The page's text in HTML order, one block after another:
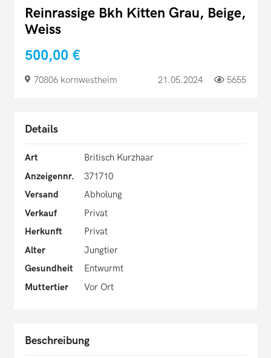
Reinrassige Bkh Kitten Grau, Beige,
Weiss
500,00 €
70806 kornwestheim 21.05.2024 5655
Details
Art
Britisch Kurzhaar
Anzeigennr.
371710
Versand
Abholung
Verkauf
Privat
Herkunft
Privat
Alter
Jungtier
Gesundheit
Entwurmt
Muttertier
Vor Ort
Beschreibung